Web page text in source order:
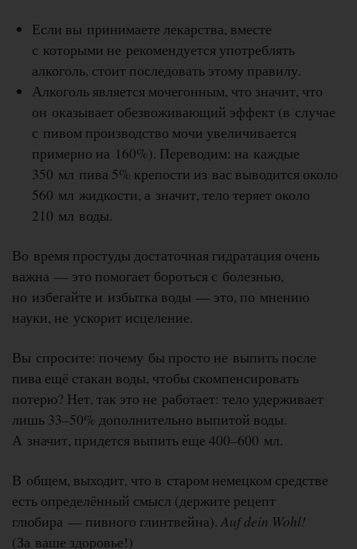
Если вы принимаете лекарства, вместе
с которыми не рекомендуется употреблять
алкоголь, стоит последовать этому правилу.
Алкоголь является мочегонным, что значит, что
он оказывает обезвоживающий эффект (в случае
с пивом производство мочи увеличивается
примерно на 160%). Переводим: на каждые
350 мл пива 5% крепости из вас выводится около
560 мл жидкости, а значит, тело теряет около
210 мл воды.
Во время простуды достаточная гидратация очень
важна — это помогает бороться с болезнью,
но избегайте и избытка воды — это, по мнению
науки, не ускорит исцеление.
Вы спросите: почему бы просто не выпить после
пива ещё стакан воды, чтобы скомпенсировать
потерю? Нет, так это не работает: тело удерживает
лишь 33–50% дополнительно выпитой воды.
А значит, придется выпить еще 400–600 мл.
В общем, выходит, что в старом немецком средстве
есть определённый смысл (держите рецепт
глюбира — пивного глинтвейна). Auf dein Wohl!
(За ваше здоровье!)